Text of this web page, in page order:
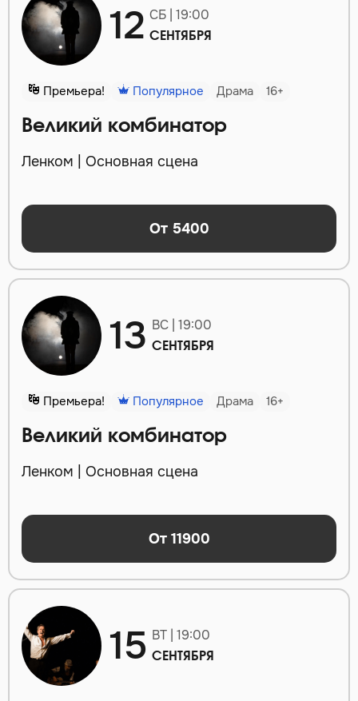
12 СБ | 19:00
СЕНТЯБРЯ
Премьера! Популярное Драма 16+
Великий комбинатор
Ленком | Основная сцена
От 5400
13 ВС | 19:00
СЕНТЯБРЯ
Премьера! Популярное Драма 16+
Великий комбинатор
Ленком | Основная сцена
От 11900
15 ВТ | 19:00
СЕНТЯБРЯ